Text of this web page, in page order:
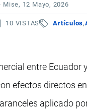
Mise, 12 Mayo, 2026
10 VISTAS Artículos
entre
efectos directos
aplicado